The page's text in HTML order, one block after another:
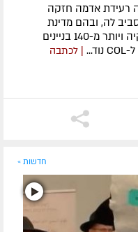
רעידת אדמה חזקה
מסביב לה, ובהם מדינת
ישראל • כ-200 בני אדם נהרגו בטורקיה ויותר מ-140 בניינים
| לכתבה
חדשות »